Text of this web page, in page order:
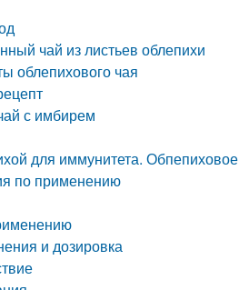
чай из листьев облепихи
облепихового чая
с имбирем
для иммунитета. Обпепиховое
по применению
и дозировка